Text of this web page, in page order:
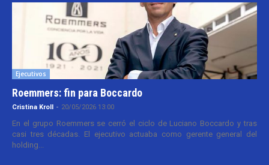
Ejecutivos
Roemmers: fin para Boccardo
Cristina Kroll - 20/05/2026 13:00
En el grupo Roemmers se cerró el ciclo de Luciano Boccardo y tras
casi tres décadas. El ejecutivo actuaba como gerente general del
holding...